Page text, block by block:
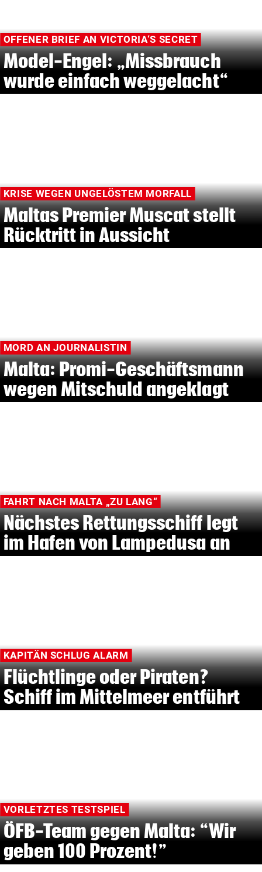
OFFENER BRIEF AN VICTORIA‘S SECRET
Model-Engel: „Missbrauch
wurde einfach weggelacht“
KRISE WEGEN UNGELÖSTEM MORFALL
Maltas Premier Muscat stellt
Rücktritt in Aussicht
MORD AN JOURNALISTIN
Malta: Promi-Geschäftsmann
wegen Mitschuld angeklagt
FAHRT NACH MALTA „ZU LANG“
Nächstes Rettungsschiff legt
im Hafen von Lampedusa an
KAPITÄN SCHLUG ALARM
Flüchtlinge oder Piraten?
Schiff im Mittelmeer entführt
VORLETZTES TESTSPIEL
ÖFB-Team gegen Malta: “Wir
geben 100 Prozent!”